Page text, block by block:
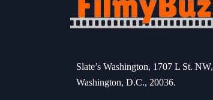
Slate’s Washington, 1707 L St. NW,
Washington, D.C., 20036.